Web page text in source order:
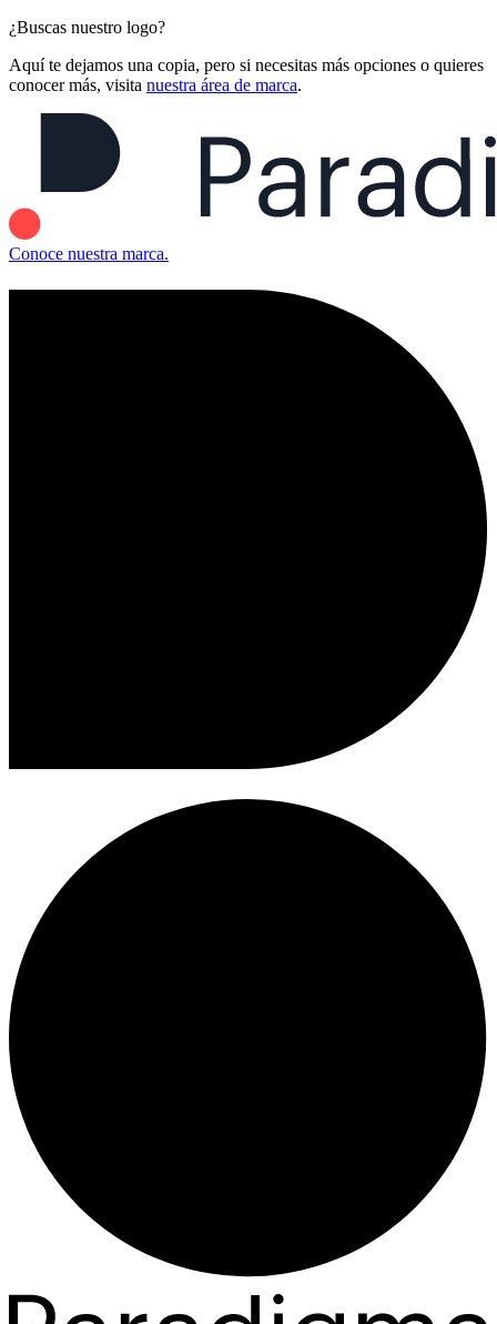
¿Buscas nuestro logo?
Aquí te dejamos una copia, pero si necesitas más opciones o quieres
conocer más, visita nuestra área de marca.
Conoce nuestra marca.